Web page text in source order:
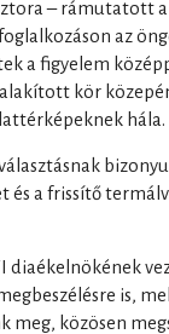
– rámutatott
az
a figyelem
kör
hála.
és a frissítő
diaékelnökének
is,
közösen